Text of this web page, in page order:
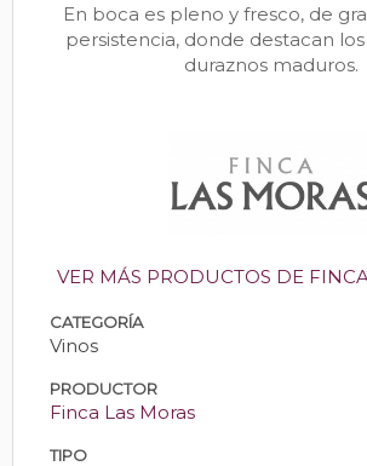
En boca es pleno y fresco, de
persistencia, donde destacan
duraznos maduros.
VER MÁS PRODUCTOS DE
CATEGORÍA
Vinos
PRODUCTOR
Finca Las Moras
TIPO